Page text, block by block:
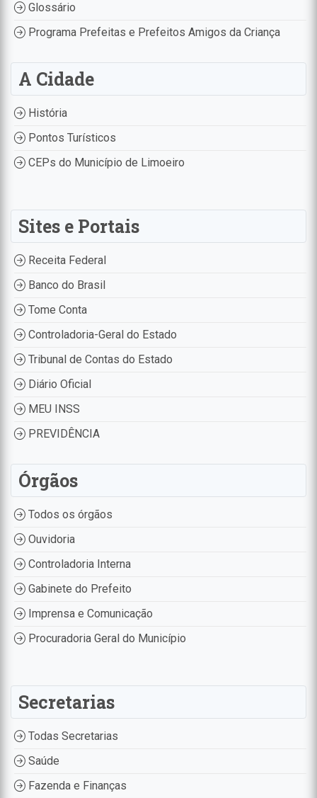
Glossário
Programa Prefeitas e Prefeitos Amigos da Criança
A Cidade
História
Pontos Turísticos
CEPs do Município de Limoeiro
Sites e Portais
Receita Federal
Banco do Brasil
Tome Conta
Controladoria-Geral do Estado
Tribunal de Contas do Estado
Diário Oficial
MEU INSS
PREVIDÊNCIA
Órgãos
Todos os órgãos
Ouvidoria
Controladoria Interna
Gabinete do Prefeito
Imprensa e Comunicação
Procuradoria Geral do Município
Secretarias
Todas Secretarias
Saúde
Fazenda e Finanças